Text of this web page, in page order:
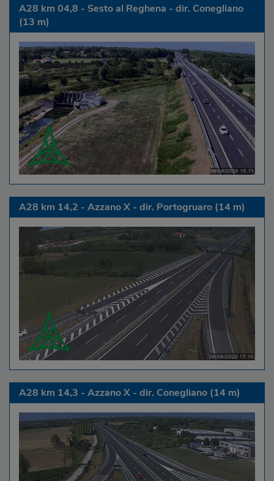
A28 km 04,8 - Sesto al Reghena - dir. Conegliano
(13 m)
A28 km 14,2 - Azzano X - dir. Portogruaro (14 m)
A28 km 14,3 - Azzano X - dir. Conegliano (14 m)